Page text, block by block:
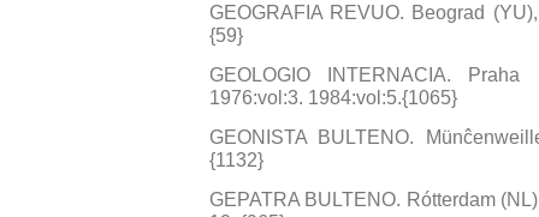
GEOGRAFIA REVUO. Beograd
{59}
GEOLOGIO INTERNACIA. Praha
1976:vol:3. 1984:vol:5.{1065}
GEONISTA BULTENO.
{1132}
GEPATRA BULTENO. Rótterdam